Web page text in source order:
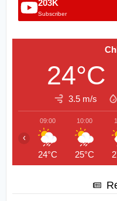
203K
Subscriber
24°C
3.5 m/s
09:00
24°C
10:00
25°C
‹